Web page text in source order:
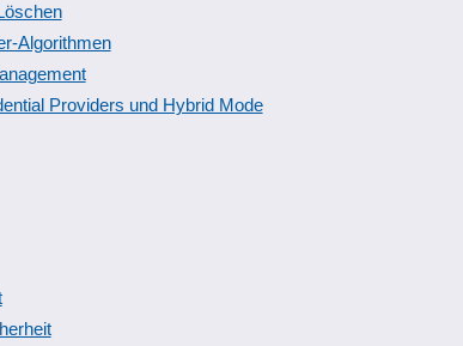
Algorithmen
Providers und Hybrid Mode